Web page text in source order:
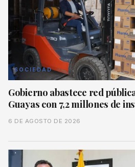
SOCIEDAD
Gobierno abastece red
Guayas con 7,2 millones de
6 DE AGOSTO DE 2026